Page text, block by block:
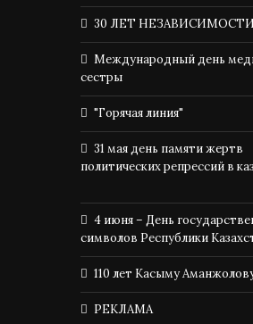
30 ЛЕТ
Международный день
сестры
"Горячая линия"
31 мая день памяти жертв
политических репрессий в
4 июня – День
символов Республики
110 лет Касыму
РЕКЛАМА